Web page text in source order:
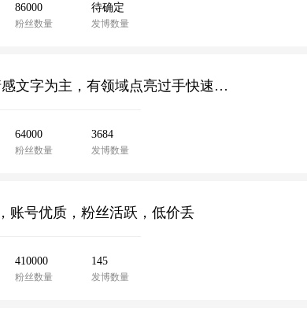
86000
粉丝数量
待确定
发博数量
2011年注册老号，近6.5w粉丝，未实名无违规账号，发文情感文字为主，有领域点亮过手快速可以v认证，卖家低价出售有兴趣的联系客服
64000
粉丝数量
3684
发博数量
账号优质，粉丝活跃，低价丢
410000
粉丝数量
145
发博数量